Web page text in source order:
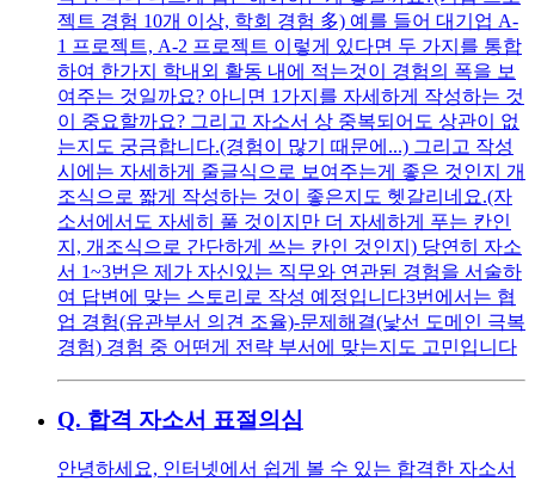
젝트 경험 10개 이상, 학회 경험 多) 예를 들어 대기업 A-
1 프로젝트, A-2 프로젝트 이렇게 있다면 두 가지를 통합
하여 한가지 학내외 활동 내에 적는것이 경험의 폭을 보
여주는 것일까요? 아니면 1가지를 자세하게 작성하는 것
이 중요할까요? 그리고 자소서 상 중복되어도 상관이 없
는지도 궁금합니다.(경험이 많기 때문에...) 그리고 작성
시에는 자세하게 줄글식으로 보여주는게 좋은 것인지 개
조식으로 짧게 작성하는 것이 좋은지도 헷갈리네요.(자
소서에서도 자세히 풀 것이지만 더 자세하게 푸는 칸인
지, 개조식으로 간단하게 쓰는 칸인 것인지) 당연히 자소
서 1~3번은 제가 자신있는 직무와 연관된 경험을 서술하
여 답변에 맞는 스토리로 작성 예정입니다3번에서는 협
업 경험(유관부서 의견 조율)-문제해결(낯선 도메인 극복
경험) 경험 중 어떤게 전략 부서에 맞는지도 고민입니다
Q. 합격 자소서 표절의심
안녕하세요, 인터넷에서 쉽게 볼 수 있는 합격한 자소서